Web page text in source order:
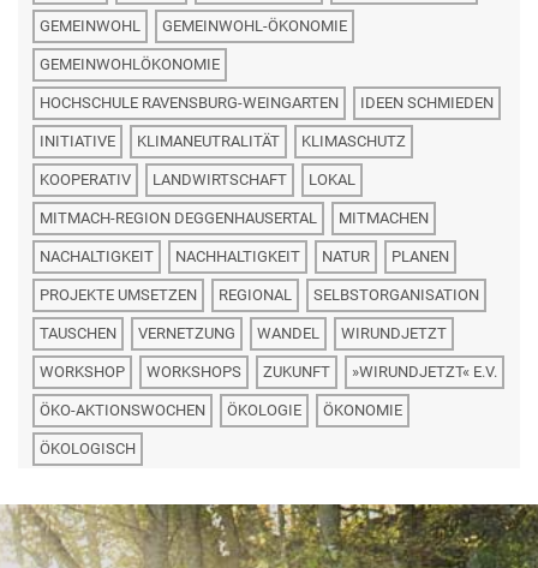
GEMEINWOHL GEMEINWOHL-ÖKONOMIE
GEMEINWOHLÖKONOMIE
HOCHSCHULE RAVENSBURG-WEINGARTEN IDEEN SCHMIEDEN
INITIATIVE KLIMANEUTRALITÄT KLIMASCHUTZ
KOOPERATIV LANDWIRTSCHAFT LOKAL
MITMACH-REGION DEGGENHAUSERTAL MITMACHEN
NACHALTIGKEIT NACHHALTIGKEIT NATUR PLANEN
PROJEKTE UMSETZEN REGIONAL SELBSTORGANISATION
TAUSCHEN VERNETZUNG WANDEL WIRUNDJETZT
WORKSHOP WORKSHOPS ZUKUNFT »WIRUNDJETZT« E.V.
ÖKO-AKTIONSWOCHEN ÖKOLOGIE ÖKONOMIE
ÖKOLOGISCH